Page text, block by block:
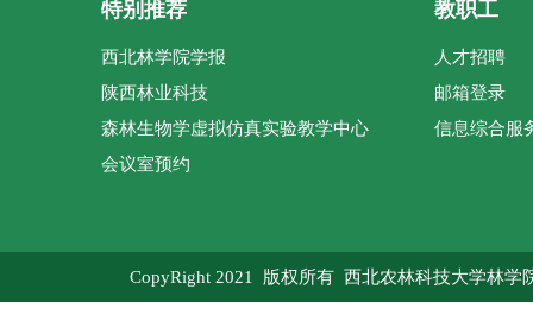
特别推荐
西北林学院学报
陕西林业科技
森林生物学虚拟仿真实验教学中心
会议室预约
教职工
人才招聘
邮箱登录
信息综合服
CopyRight 2021 版权所有 西北农林科技大学林